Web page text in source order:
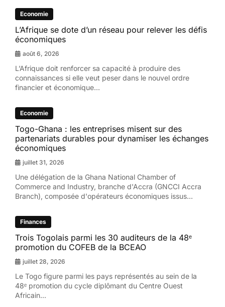
Economie
L’Afrique se dote d’un réseau pour relever les défis
économiques
août 6, 2026
L’Afrique doit renforcer sa capacité à produire des
connaissances si elle veut peser dans le nouvel ordre
financier et économique...
Economie
Togo-Ghana : les entreprises misent sur des
partenariats durables pour dynamiser les échanges
économiques
juillet 31, 2026
Une délégation de la Ghana National Chamber of
Commerce and Industry, branche d'Accra (GNCCI Accra
Branch), composée d'opérateurs économiques issus...
Finances
Trois Togolais parmi les 30 auditeurs de la 48ᵉ
promotion du COFEB de la BCEAO
juillet 28, 2026
Le Togo figure parmi les pays représentés au sein de la
48ᵉ promotion du cycle diplômant du Centre Ouest
Africain...